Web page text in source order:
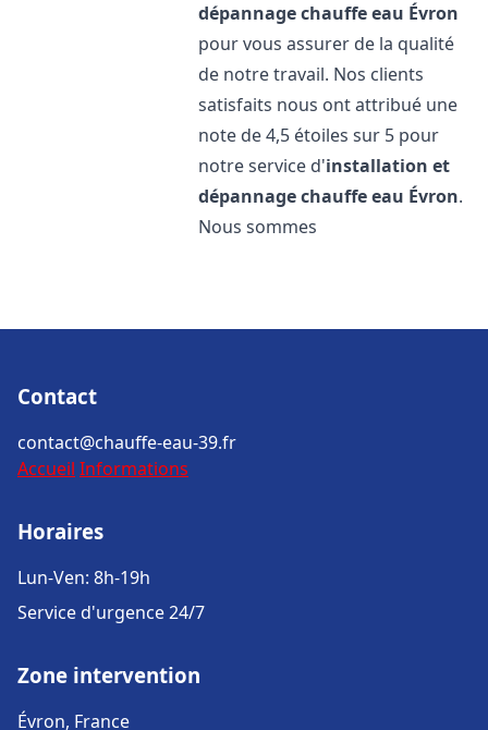
dépannage chauffe eau Évron
pour vous assurer de la qualité
de notre travail. Nos clients
satisfaits nous ont attribué une
note de 4,5 étoiles sur 5 pour
notre service d'installation et
dépannage chauffe eau Évron.
Nous sommes
Contact
contact@chauffe-eau-39.fr
Accueil Informations
Horaires
Lun-Ven: 8h-19h
Service d'urgence 24/7
Zone intervention
Évron, France